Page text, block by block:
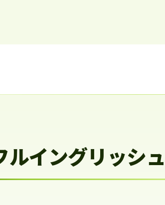
ルイングリッシ